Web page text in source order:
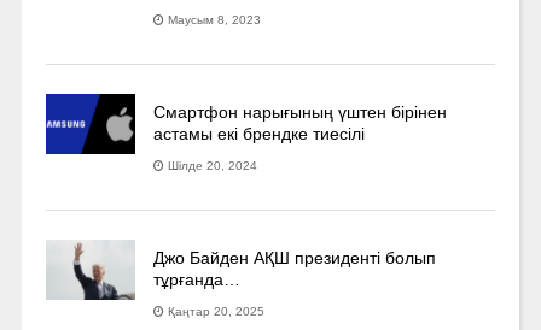
Маусым 8, 2023
Смартфон нарығының үштен бірінен
астамы екі брендке тиесілі
Шілде 20, 2024
Джо Байден АҚШ президенті болып
тұрғанда…
Қаңтар 20, 2025